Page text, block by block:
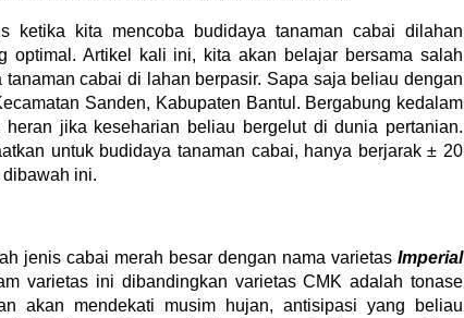
ketika kita mencoba budidaya tanaman cabai dilahan
optimal. Artikel kali ini, kita akan belajar bersama salah
cabai di lahan berpasir. Sapa saja beliau dengan
Sanden, Kabupaten Bantul. Bergabung kedalam
jika keseharian beliau bergelut di dunia pertanian.
untuk budidaya tanaman cabai, hanya berjarak ± 20
ini.
jenis cabai merah besar dengan nama varietas Imperial
varietas ini dibandingkan varietas CMK adalah tonase
akan mendekati musim hujan, antisipasi yang beliau